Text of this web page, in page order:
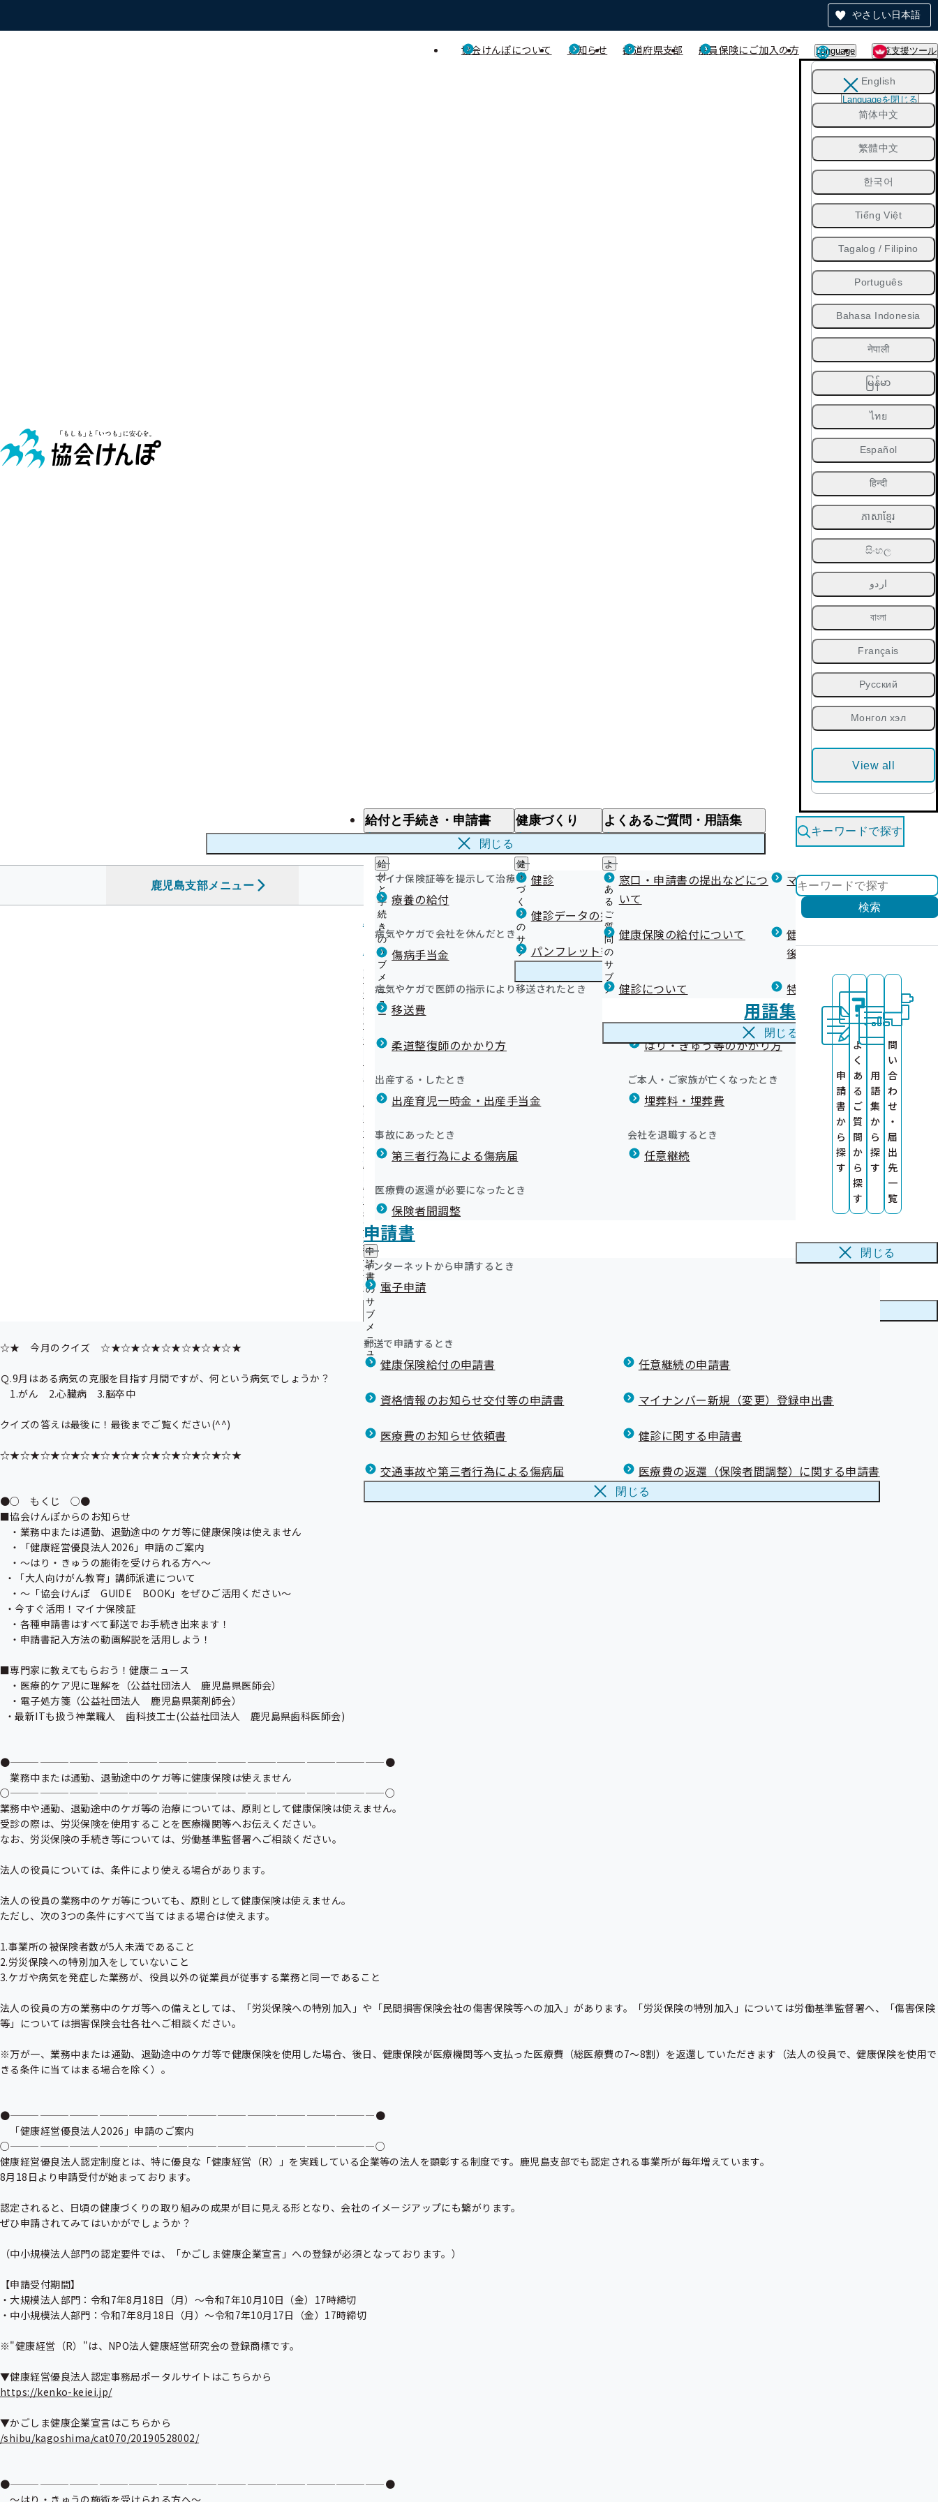
やさしい日本語
協会けんぽについて お知らせ 都道府県支部 船員保険にご加入の方 Language 閲覧支援ツール
English
简体中文
繁體中文
한국어
Tiếng Việt
Tagalog / Filipino
Português
Bahasa Indonesia
नेपाली
မြန်မာ
ไทย
Español
हिन्दी
ភាសាខ្មែរ
සිංහල
اردو
বাংলা
Français
Русский
Монгол хэл
View all
Languageを閉じる
給付と手続き・申請書
給付と手続き
給
付
と
手
続
き
の
サ
ブ
メ
ニ
ュ
ー
マイナ保険証等を提示して治療を受けるとき
療養の給付
医療費が高額になりそう・なったとき
限度額適用認定・高額療養費・高額介護合算
病気やケガで会社を休んだとき
傷病手当金
医療費の全額を負担したとき
病気やケガで医師の指示により移送されたとき
移送費
海外で急な病気にかかり治療を受けたとき
柔道整復師のかかり方 はり・きゅう等のかかり方
出産する・したとき
出産育児一時金・出産手当金
ご本人・ご家族が亡くなったとき
埋葬料・埋葬費
事故にあったとき
第三者行為による傷病届
会社を退職するとき
任意継続
医療費の返還が必要になったとき
保険者間調整
申請書
申
請
書
の
サ
ブ
メ
ニ
ュ
ー
インターネットから申請するとき
電子申請
郵送で申請するとき
健康保険給付の申請書 任意継続の申請書
資格情報のお知らせ交付等の申請書 マイナンバー新規（変更）登録申出書
医療費のお知らせ依頼書 健診に関する申請書
交通事故や第三者行為による傷病届 医療費の返還（保険者間調整）に関する申請書
閉じる
健康づくり
健
康
づ
く
り
の
サ
ブ
メ
ュ
健診 健診を受けた後の健康づくり
健診データの提供について 健康宣言（コラボヘルス）
パンフレット等（広報） 健康づくりコラム
よくあるご質問・用語集
よ
く
あ
る
ご
質
問
の
サ
ブ
メ
窓口・申請書の提出などにつ
いて
マイナ保険証等関連について
健康保険の給付について
健康保険任意継続制度（退職
後の健康保険）について
健診について 特定保健指導について
用語集
閉じる
閉じる
キーワードで探す
検索
申
請
書
か
ら
探
す
よ
く
あ
る
ご
質
問
か
ら
探
す
用
語
集
か
ら
探
す
問
い
合
わ
せ
・
届
出
先
一
覧
閉じる
鹿児島支部メニュー
を開く
鹿児島支部
鹿児島支部からのお知らせ
鹿児島支部の健診・保健指導のご案内
鹿
部
健診（被保険者）に関するご案内
健診（被扶養者）に関するご案内
特定保健指導に関するご案内
健診機関様に関する資料等について
外部委託業者に関するご案内
健診実施機関一覧等
健康保険委員
健康づくり
【宣言事業所特典】健康講座の実施について
【宣言事業所特典】健康測定機器のレンタルについて
【宣言事業所特典】歩数計のレンタルについて
かごしま健康企業宣言 事業所様一覧
『健康経営優良法人2026』の認定について
「会社の健康づくり研修会」の開催について（動画あり）
2024年度 支部別スコアリングレポート（鹿児島支部版）を作成しまし
鹿児島支部 第3期保健事業実施計画（データヘルス計画）
鹿児島支部からのお知らせ（納入告知書同封リーフレット）
協会けんぽ鹿児島支部作成動画！！
健康メッセージカード運動
鹿児島支部公式LINEについて
関するお知らせ
インセンティブ制度は健康保険料率の引き下げにつながります！
医療費節約への第一歩 かかりつけ医について
地域医療に関するアンケート
ジェネリック医薬品（後発医薬品）実績リスト
健康保険を使用してケガの治療をするとき
仕事中や通勤途中にケガをしたとき
接骨院、整骨院（柔道整復師）のかかりかた
鹿児島支部公式マスコットキャラクターが誕生しました！
鹿児島支部 移転のお知らせ
メールマガジン
統計情報
鹿児島支部について
所在地・連絡先
調達情報
採用情報
個人情報保護
地方自治体及び関係団体との連携協定
情報公開
評議会
事務処理誤り
リンク集
「げんき通信」バックナンバーvol.150（8/29配信）
8月は夏のイベントやお盆休みなどを満喫された方も多いのではないでしょうか。
夏の風物詩といえば花火。夜空を埋め尽くす迫力と一瞬にして消えゆく儚さは感動ものですね。
☆★　今月のクイズ　☆★☆★☆★☆★☆★☆★☆★
Ｑ.9月はある病気の克服を目指す月間ですが、何という病気でしょうか？
1.がん　2.心臓病　3.脳卒中
クイズの答えは最後に！最後までご覧ください(^^)
☆★☆★☆★☆★☆★☆★☆★☆★☆★☆★☆★☆★
●○　もくじ　○●
■協会けんぽからのお知らせ
・業務中または通勤、退勤途中のケガ等に健康保険は使えません
・「健康経営優良法人2026」申請のご案内
・〜はり・きゅうの施術を受けられる方へ〜
・〜「協会けんぽ　GUIDE　BOOK」をぜひご活用ください〜
・各種申請書はすべて郵送でお手続き出来ます！
・申請書記入方法の動画解説を活用しよう！
■専門家に教えてもらおう！健康ニュース
・医療的ケア児に理解を（公益社団法人　鹿児島県医師会）
・電子処方箋（公益社団法人　鹿児島県薬剤師会）
●——————————————————————————————————————●
業務中または通勤、退勤途中のケガ等に健康保険は使えません
○——————————————————————————————————————○
業務中や通勤、退勤途中のケガ等の治療については、原則として健康保険は使えません。
受診の際は、労災保険を使用することを医療機関等へお伝えください。
なお、労災保険の手続き等については、労働基準監督署へご相談ください。
法人の役員については、条件により使える場合があります。
法人の役員の業務中のケガ等についても、原則として健康保険は使えません。
ただし、次の3つの条件にすべて当てはまる場合は使えます。
1.事業所の被保険者数が5人未満であること
2.労災保険への特別加入をしていないこと
3.ケガや病気を発症した業務が、役員以外の従業員が従事する業務と同一であること
法人の役員の方の業務中のケガ等への備えとしては、「労災保険への特別加入」や「民間損害保険会社の傷害保険等への加入」があります。「労災保険の特別加入」については労働基準監督署へ、「傷害保険
等」については損害保険会社各社へご相談ください。
※万が一、業務中または通勤、退勤途中のケガ等で健康保険を使用した場合、後日、健康保険が医療機関等へ支払った医療費（総医療費の7〜8割）を返還していただきます（法人の役員で、健康保険を使用で
きる条件に当てはまる場合を除く）。
●—————————————————————————————————————●
「健康経営優良法人2026」申請のご案内
○—————————————————————————————————————○
健康経営優良法人認定制度とは、特に優良な「健康経営（R）」を実践している企業等の法人を顕彰する制度です。鹿児島支部でも認定される事業所が毎年増えています。
8月18日より申請受付が始まっております。
認定されると、日頃の健康づくりの取り組みの成果が目に見える形となり、会社のイメージアップにも繋がります。
ぜひ申請されてみてはいかがでしょうか？
（中小規模法人部門の認定要件では、「かごしま健康企業宣言」への登録が必須となっております。）
【申請受付期間】
・大規模法人部門：令和7年8月18日（月）〜令和7年10月10日（金）17時締切
・中小規模法人部門：令和7年8月18日（月）〜令和7年10月17日（金）17時締切
※"健康経営（R）"は、NPO法人健康経営研究会の登録商標です。
https://kenko-keiei.jp/
/shibu/kagoshima/cat070/20190528002/
●——————————————————————————————————————●
〜はり・きゅうの施術を受けられる方へ〜